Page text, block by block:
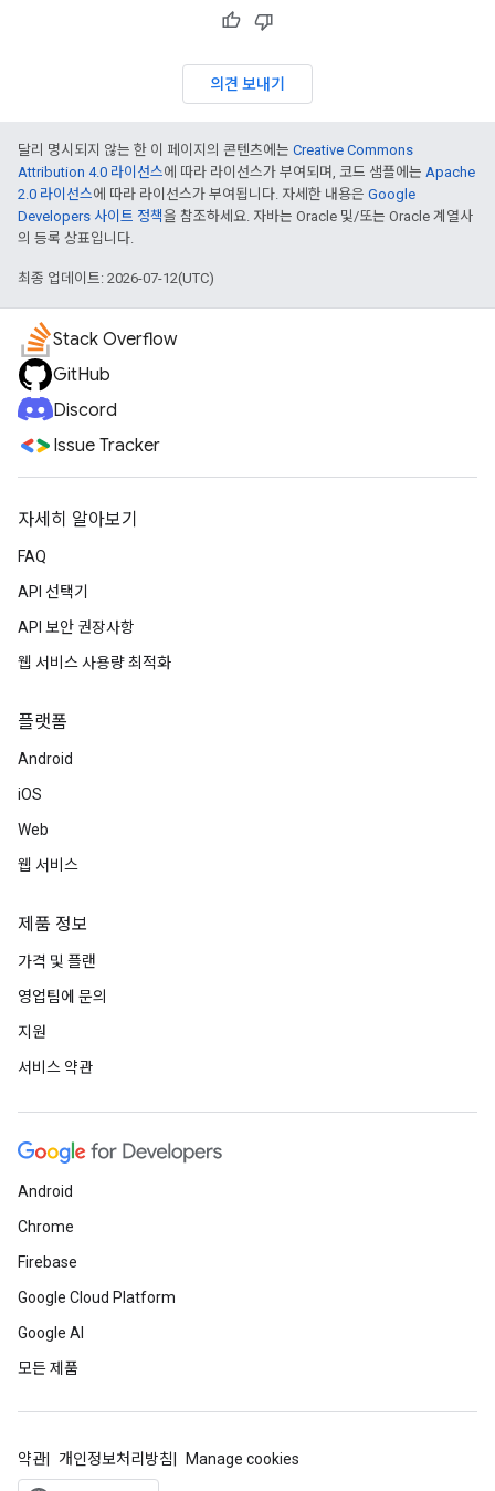
의견 보내기
달리 명시되지 않는 한 이 페이지의 콘텐츠에는 Creative Commons
Attribution 4.0 라이선스에 따라 라이선스가 부여되며, 코드 샘플에는 Apache
2.0 라이선스에 따라 라이선스가 부여됩니다. 자세한 내용은 Google
Developers 사이트 정책을 참조하세요. 자바는 Oracle 및/또는 Oracle 계열사
의 등록 상표입니다.
최종 업데이트: 2026-07-12(UTC)
Stack Overflow
GitHub
Discord
Issue Tracker
자세히 알아보기
FAQ
API 선택기
API 보안 권장사항
웹 서비스 사용량 최적화
플랫폼
Android
iOS
Web
웹 서비스
제품 정보
가격 및 플랜
영업팀에 문의
지원
서비스 약관
Android
Chrome
Firebase
Google Cloud Platform
Google AI
모든 제품
약관 개인정보처리방침 Manage cookies